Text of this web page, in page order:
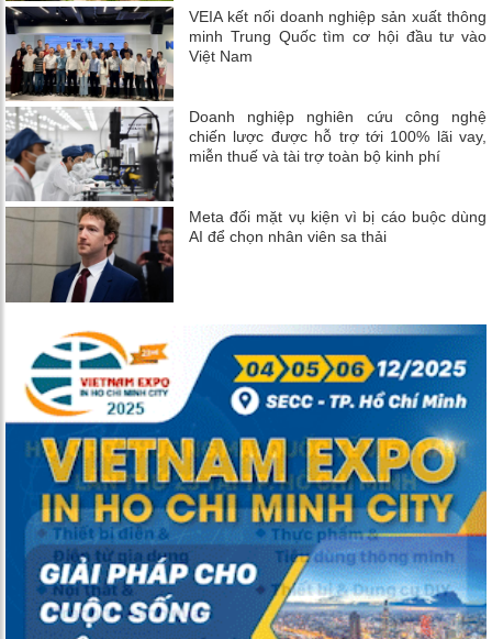
VEIA kết nối doanh nghiệp sản xuất thông
minh Trung Quốc tìm cơ hội đầu tư vào
Việt Nam
Doanh nghiệp nghiên cứu công nghệ
chiến lược được hỗ trợ tới 100% lãi vay,
miễn thuế và tài trợ toàn bộ kinh phí
Meta đối mặt vụ kiện vì bị cáo buộc dùng
AI để chọn nhân viên sa thải